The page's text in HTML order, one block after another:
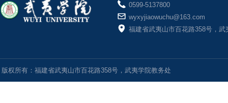
0599-5137800
wyxyjiaowuchu@163.com
福建省武夷山市百花路358号，武
版权所有：福建省武夷山市百花路358号，武夷学院教务处